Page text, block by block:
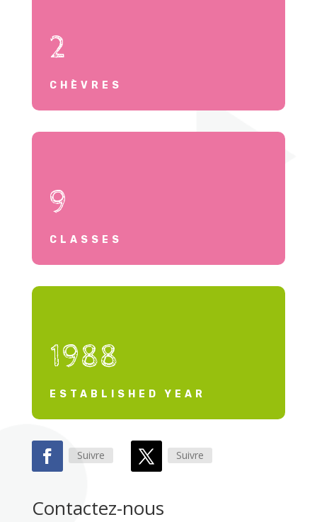
2
CHÈVRES
9
CLASSES
1988
ESTABLISHED YEAR
Suivre Suivre
Contactez-nous